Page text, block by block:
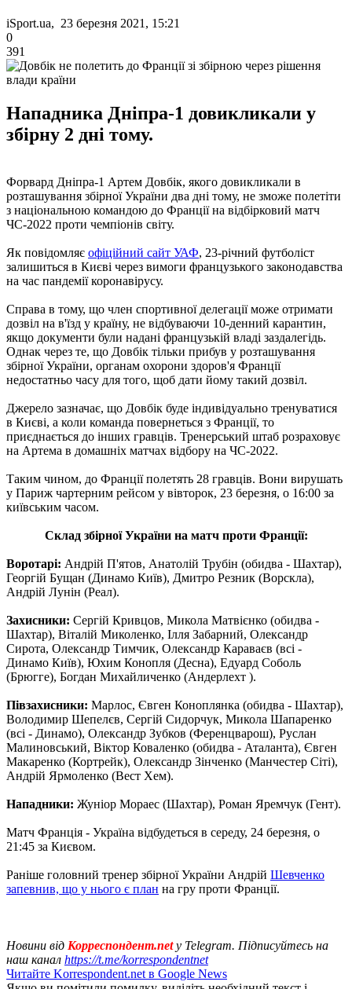
iSport.ua, 23 березня 2021, 15:21
0
391
Нападника Дніпра-1 довикликали у
збірну 2 дні тому.
Форвард Дніпра-1 Артем Довбік, якого довикликали в
розташування збірної України два дні тому, не зможе полетіти
з національною командою до Франції на відбірковий матч
ЧС-2022 проти чемпіонів світу.
Як повідомляє офіційний сайт УАФ, 23-річний футболіст
залишиться в Києві через вимоги французького законодавства
на час пандемії коронавірусу.
Справа в тому, що член спортивної делегації може отримати
дозвіл на в'їзд у країну, не відбуваючи 10-денний карантин,
якщо документи були надані французькій владі заздалегідь.
Однак через те, що Довбік тільки прибув у розташування
збірної України, органам охорони здоров'я Франції
недостатньо часу для того, щоб дати йому такий дозвіл.
Джерело зазначає, що Довбік буде індивідуально тренуватися
в Києві, а коли команда повернеться з Франції, то
приєднається до інших гравців. Тренерський штаб розраховує
на Артема в домашніх матчах відбору на ЧС-2022.
Таким чином, до Франції полетять 28 гравців. Вони вирушать
у Париж чартерним рейсом у вівторок, 23 березня, о 16:00 за
київським часом.
Склад збірної України на матч проти Франції:
Воротарі: Андрій П'ятов, Анатолій Трубін (обидва - Шахтар),
Георгій Бущан (Динамо Київ), Дмитро Резник (Ворскла),
Андрій Лунін (Реал).
Захисники: Сергій Кривцов, Микола Матвієнко (обидва -
Шахтар), Віталій Миколенко, Ілля Забарний, Олександр
Сирота, Олександр Тимчик, Олександр Караваєв (всі -
Динамо Київ), Юхим Конопля (Десна), Едуард Соболь
(Брюгге), Богдан Михайличенко (Андерлехт ).
Півзахисники: Марлос, Євген Коноплянка (обидва - Шахтар),
Володимир Шепелєв, Сергій Сидорчук, Микола Шапаренко
(всі - Динамо), Олександр Зубков (Ференцварош), Руслан
Малиновський, Віктор Коваленко (обидва - Аталанта), Євген
Макаренко (Кортрейк), Олександр Зінченко (Манчестер Сіті),
Андрій Ярмоленко (Вест Хем).
Нападники: Жуніор Мораес (Шахтар), Роман Яремчук (Гент).
Матч Франція - Україна відбудеться в середу, 24 березня, о
21:45 за Києвом.
Раніше головний тренер збірної України Андрій Шевченко
запевнив, що у нього є план на гру проти Франції.
Новини від Корреспондент.netу Telegram. Підписуйтесь на
наш канал https://t.me/korrespondentnet
Читайте Korrespondent.net в Google News